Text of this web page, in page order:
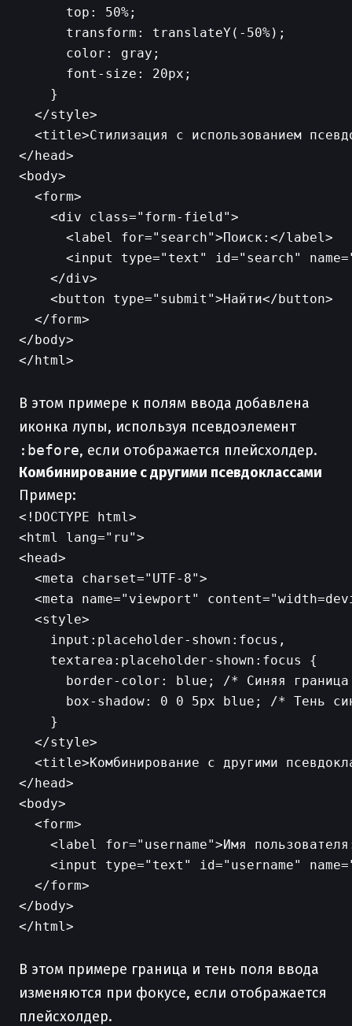
      top: 50%;
      transform: translateY(-50%);
      color: gray;
      font-size: 20px;
    }
  </style>
<title>Стилизация с использованием
</head>
<body>
  <form>
    <div class="form-field">
      <label for="search">Поиск:</label>
<input type="text" id="search"
    </div>
    <button type="submit">Найти</button>
  </form>
</body>
</html>
В этом примере к полям ввода добавлена
иконка лупы, используя псевдоэлемент
:before, если отображается плейсхолдер.
Комбинирование с другими псевдоклассами
Пример:
<!DOCTYPE html>
<html lang="ru">
<head>
  <meta charset="UTF-8">
<meta name="viewport"
  <style>
    input:placeholder-shown:focus,
    textarea:placeholder-shown:focus {
border-color: blue; /* Синяя
box-shadow: 0 0 5px blue; /* Тень
    }
  </style>
<title>Комбинирование с другими
</head>
<body>
  <form>
<label for="username">Имя
<input type="text" id="username"
  </form>
</body>
</html>
В этом примере граница и тень поля ввода
изменяются при фокусе, если отображается
плейсхолдер.